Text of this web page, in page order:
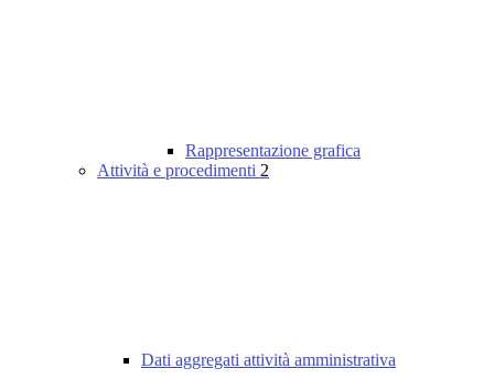
Rappresentazione grafica
Attività e procedimenti 2
Dati aggregati attività amministrativa